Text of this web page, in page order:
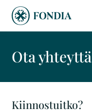
Ota yhteyttä
Kiinnostuitko?